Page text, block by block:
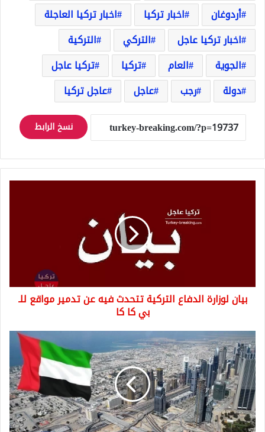
أردوغان
اخبار تركيا
اخبار تركيا العاجلة
اخبار تركيا عاجل
التركي
التركية
الجوية
العام تركيا
تركيا عاجل
دولة
رجب عاجل عاجل تركيا
نسخ الرابط
مواقع
كا
بيان لوزارة الدفاع التركية تتحدث فيه عن تدمير مواقع للـ
بي كا كا
الإمارات
تصدر
قراراً
بخصوص
سفر
مواطنيها
إلى
لبنان